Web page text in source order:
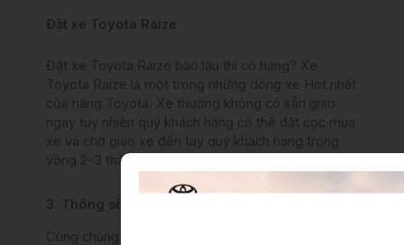
Đặt xe Toyota Raize
Đặt xe Toyota Raize bao lâu thì có hàng? Xe
Toyota Raize là một trong những dòng xe Hot nhất
của hãng Toyota. Xe thường không có sẵn giao
ngay tuy nhiên quý khách hàng có thể đặt cọc mua
xe và chờ giao xe đến tay quý khách hàng trong
vòng 2-3 tháng sau đó.
3. Thông số kỹ thuật
Cùng chúng tôi tham khảo chi tiết bảng thông số